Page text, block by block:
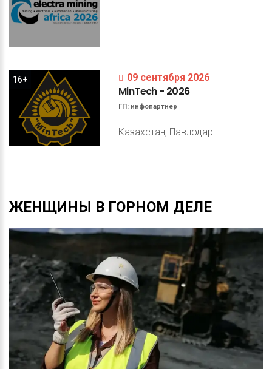
16+ 09 сентября 2026
MinTech- 2026
ГП: инфопартнер
Казахстан, Павлодар
ЖЕНЩИНЫ В ГОРНОМ ДЕЛЕ